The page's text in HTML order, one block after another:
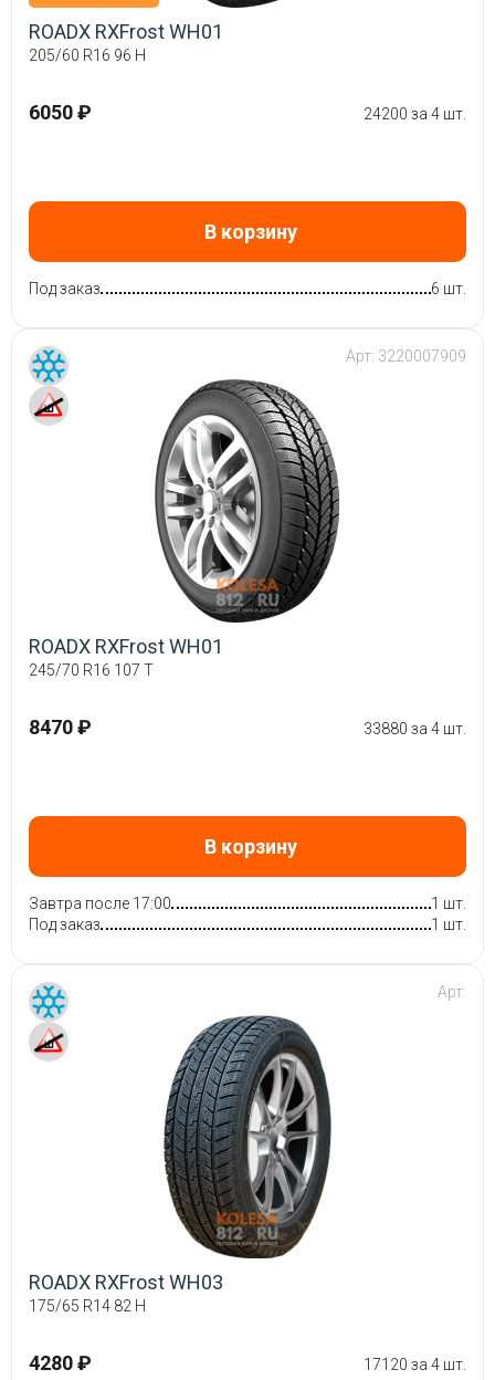
ROADX RXFrost WH01
205/60 R16 96 H
6050 ₽ 24200 за 4 шт.
В корзину
Под заказ 6 шт.
Арт: 3220007909
ROADX RXFrost WH01
245/70 R16 107 T
8470 ₽ 33880 за 4 шт.
В корзину
Завтра после 17:00
1 шт.
Под заказ
1 шт.
Арт:
ROADX RXFrost WH03
175/65 R14 82 H
4280 ₽ 17120 за 4 шт.